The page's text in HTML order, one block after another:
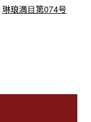
琳琅満目第074号